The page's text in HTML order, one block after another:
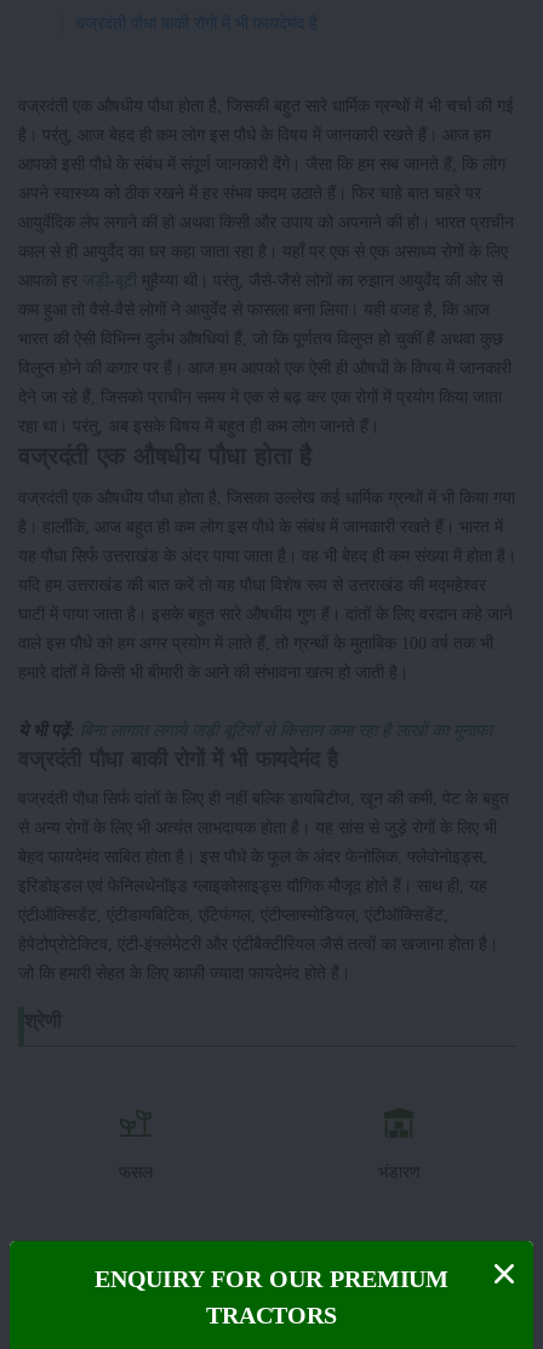
वज्रदंती पौधा बाकी रोगों में भी फायदेमंद है
वज्रदंती एक औषधीय पौधा होता है, जिसकी बहुत सारे धार्मिक ग्रन्थों में भी चर्चा की गई
है। परंतु, आज बेहद ही कम लोग इस पौधे के विषय में जानकारी रखते हैं। आज हम
आपको इसी पौधे के संबंध में संपूर्ण जानकारी देंगे। जैसा कि हम सब जानते हैं, कि लोग
अपने स्वास्थ्य को ठीक रखने में हर संभव कदम उठाते हैं। फिर चाहे बात चहरे पर
आयुर्वेदिक लेप लगाने की हो अथवा किसी और उपाय को अपनाने की हो। भारत प्राचीन
काल से ही आयुर्वेद का घर कहा जाता रहा है। यहाँ पर एक से एक असाध्य रोगों के लिए
आपको हर
जड़ी-बूटी
मुहैय्या थी। परंतु, जैसे-जैसे लोगों का रुझान आयुर्वेद की ओर से
कम हुआ तो वैसे-वैसे लोगों ने आयुर्वेद से फासला बना लिया। यही वजह है, कि आज
भारत की ऐसी विभिन्न दुर्लभ औषधियां हैं, जो कि पूर्णतय विलुप्त हो चुकीं हैं अथवा कुछ
विलुप्त होने की कगार पर हैं। आज हम आपको एक ऐसी ही औषधी के विषय में जानकारी
देने जा रहे हैं, जिसको प्राचीन समय में एक से बढ़ कर एक रोगों में प्रयोग किया जाता
रहा था। परंतु, अब इसके विषय में बहुत ही कम लोग जानते हैं।
वज्रदंती एक औषधीय पौधा होता है, जिसका उल्लेख कई धार्मिक ग्रन्थों में भी किया गया
है। हालाँकि, आज बहुत ही कम लोग इस पौधे के संबंध में जानकारी रखते हैं। भारत में
यह पौधा सिर्फ उत्तराखंड के अंदर पाया जाता है। वह भी बेहद ही कम संख्या में होता है।
यदि हम उत्तराखंड की बात करें तो यह पौधा विशेष रूप से उत्तराखंड की मद्महेश्वर
घाटी में पाया जाता है। इसके बहुत सारे औषधीय गुण हैं। दांतों के लिए वरदान कहे जाने
वाले इस पौधे को हम अगर प्रयोग में लाते हैं, तो ग्रन्थों के मुताबिक 100 वर्ष तक भी
हमारे दांतों में किसी भी बीमारी के आने की संभावना खत्म हो जाती है।
ये भी पढ़ें: बिना लागात लगाये जड़ी बूटियों से किसान कमा रहा है लाखों का मुनाफा
वज्रदंती पौधा सिर्फ दांतों के लिए ही नहीं बल्कि डायबिटीज, खून की कमी, पेट के बहुत
से अन्य रोगों के लिए भी अत्यंत लाभदायक होता है। यह सांस से जुड़े रोगों के लिए भी
बेहद फायदेमंद साबित होता है। इस पौधे के फूल के अंदर फेनोलिक, फ्लेवोनोइड्स,
इरिडोइडल एवं फेनिलथेनॉइड ग्लाइकोसाइड्स यौगिक मौजूद होते हैं। साथ ही, यह
एंटीऑक्सिडेंट, एंटीडायबिटिक, एंटिफंगल, एंटीप्लास्मोडियल, एंटीऑक्सिडेंट,
हेपेटोप्रोटेक्टिव, एंटी-इंफ्लेमेटरी और एंटीबैक्टीरियल जैसे तत्वों का खजाना होता है।
जो कि हमारी सेहत के लिए काफी ज्यादा फायदेमंद होते हैं।
फसल भंडारण
ENQUIRY FOR OUR PREMIUM
TRACTORS